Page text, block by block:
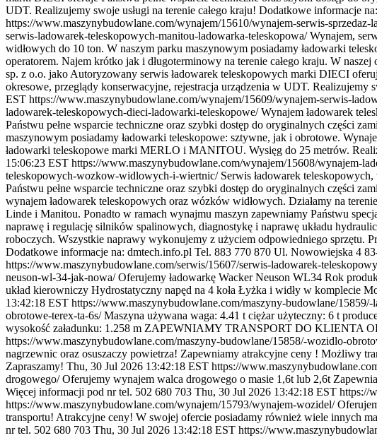
UDT. Realizujemy swoje usługi na terenie całego kraju! Dodatkowe informacje
https://www.maszynybudowlane.com/wynajem/15610/wynajem-serwis-
serwis-ladowarek-teleskopowych-manitou-ladowarka-teleskopowa/Wynajem,
widłowych do 10 ton. W naszym parku maszynowym posiadamy ładowarki
operatorem. Najem krótko jak i długoterminowy na terenie całego kraju. W
sp. z o.o. jako Autoryzowany serwis ładowarek teleskopowych marki DIECI
okresowe, przeglądy konserwacyjne, rejestracja urządzenia w UDT. Realizujemy
EST https://www.maszynybudowlane.com/wynajem/15609/wynajem-serwis-
ladowarek-teleskopowych-dieci-ladowarki-teleskopowe/Wynajem ładowarek
Państwu pełne wsparcie techniczne oraz szybki dostęp do oryginalnych części
maszynowym posiadamy ładowarki teleskopowe: sztywne, jak i obrotowe.
ładowarki teleskopowe marki MERLO i MANITOU. Wysięg do 25 metrów.
15:06:23 EST https://www.maszynybudowlane.com/wynajem/15608/wynajem-
teleskopowych-wozkow-widlowych-i-wiertnic/ Serwis ładowarek
Państwu pełne wsparcie techniczne oraz szybki dostęp do oryginalnych części
wynajem ładowarek teleskopowych oraz wózków widłowych. Działamy na
Linde i Manitou. Ponadto w ramach wynajmu maszyn zapewniamy Państwu
naprawę i regulację silników spalinowych, diagnostykę i naprawę układu
roboczych. Wszystkie naprawy wykonujemy z użyciem odpowiedniego sprzętu.
Dodatkowe informacje na: dmtech.info.pl Tel. 883 770 870 Ul. Nowowiejska 4
https://www.maszynybudowlane.com/serwis/15607/serwis-ladowarek-
neuson-wl-34-jak-nowa/Oferujemy ładowarkę Wacker Neuson WL34 Rok
układ kierowniczy Hydrostatyczny napęd na 4 koła Łyżka i widły w komplecie
13:42:18 EST https://www.maszynybudowlane.com/maszyny-budowlane/
obrotowe-terex-ta-6s/Maszyna używana waga: 4.41 t ciężar użyteczny: 6 t
wysokość załadunku: 1.258 m ZAPEWNIAMY TRANSPORT DO
https://www.maszynybudowlane.com/maszyny-budowlane/15858/-wozidlo-
nagrzewnic oraz osuszaczy powietrza! Zapewniamy atrakcyjne ceny ! Możliwy
Zapraszamy! Thu, 30 Jul 2026 13:42:18 EST https://
drogowego/Oferujemy wynajem walca drogowego o masie 1,6t lub 2,6t
Więcej informacji pod nr tel. 502 680 703 Thu, 30 Jul 2026 13:42:18 EST https://
https://www.maszynybudowlane.com/wynajem/15793/wynajem-wozidel/
transportu! Atrakcyjne ceny! W swojej ofercie posiadamy również wiele innych
nr tel. 502 680 703 Thu, 30 Jul 2026 13:42:18 EST https://